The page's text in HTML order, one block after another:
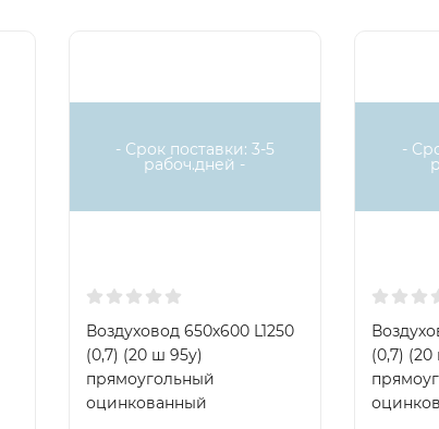
- Срок поставки: 3-5
рабоч.дней -
Воздуховод 650х600 L1250
(0,7) (20 ш 95у)
прямоугольный
оцинкованный
-
(0,7)